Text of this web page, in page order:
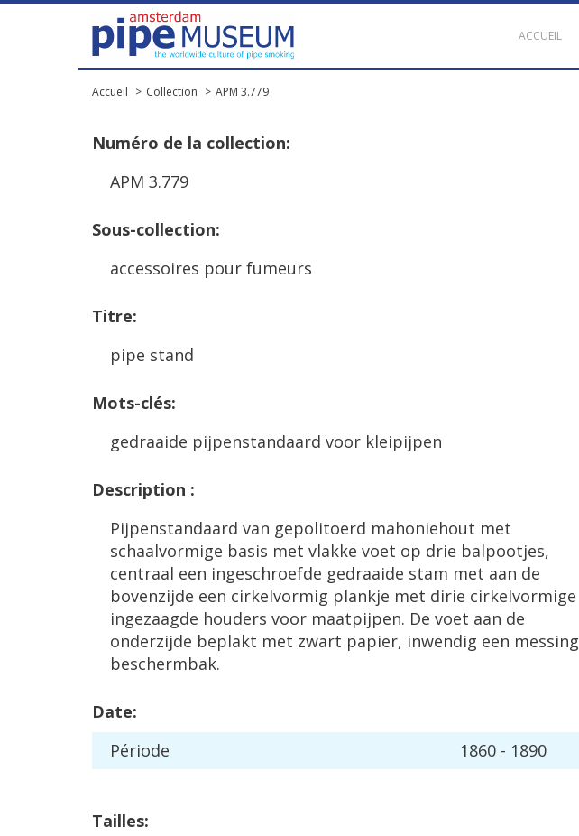
ACCUEIL
Accueil Collection APM 3.779
Numéro de la collection:
APM 3.779
Sous-collection:
accessoires pour fumeurs
Titre:
pipe stand
Mots-clés:
gedraaide pijpenstandaard voor kleipijpen
Description :
Pijpenstandaard van gepolitoerd mahoniehout met
schaalvormige basis met vlakke voet op drie balpootjes,
centraal een ingeschroefde gedraaide stam met aan de
bovenzijde een cirkelvormig plankje met dirie cirkelvormige
ingezaagde houders voor maatpijpen. De voet aan de
onderzijde beplakt met zwart papier, inwendig een messing
beschermbak.
Date:
Période 1860 - 1890
Tailles: